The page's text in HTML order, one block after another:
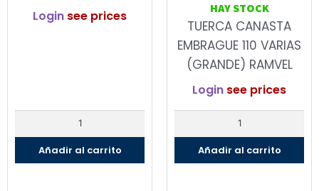
Login see prices
Añadir al carrito
HAY STOCK
TUERCA CANASTA
EMBRAGUE 110 VARIAS
(GRANDE) RAMVEL
Login see prices
Añadir al carrito